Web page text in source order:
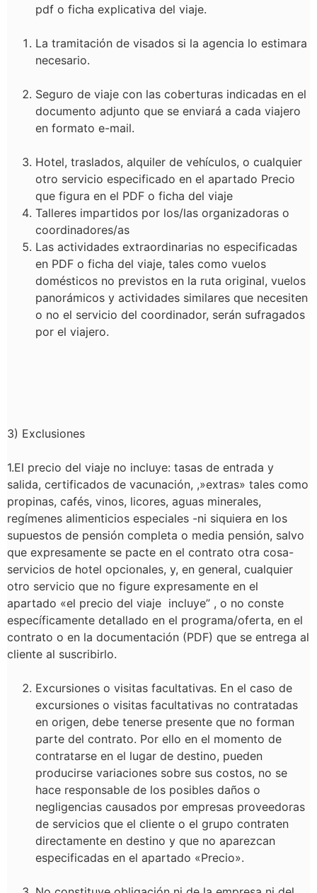
pdf o ficha explicativa del viaje.
La tramitación de visados si la agencia lo estimara
necesario.
Seguro de viaje con las coberturas indicadas en el
documento adjunto que se enviará a cada viajero
en formato e-mail.
Hotel, traslados, alquiler de vehículos, o cualquier
otro servicio especificado en el apartado Precio
que figura en el PDF o ficha del viaje
Talleres impartidos por los/las organizadoras o
coordinadores/as
Las actividades extraordinarias no especificadas
en PDF o ficha del viaje, tales como vuelos
domésticos no previstos en la ruta original, vuelos
panorámicos y actividades similares que necesiten
o no el servicio del coordinador, serán sufragados
por el viajero.
3) Exclusiones
1.El precio del viaje no incluye: tasas de entrada y
salida, certificados de vacunación, ,»extras» tales como
propinas, cafés, vinos, licores, aguas minerales,
regímenes alimenticios especiales -ni siquiera en los
supuestos de pensión completa o media pensión, salvo
que expresamente se pacte en el contrato otra cosa-
servicios de hotel opcionales, y, en general, cualquier
otro servicio que no figure expresamente en el
apartado «el precio del viaje incluye” , o no conste
específicamente detallado en el programa/oferta, en el
contrato o en la documentación (PDF) que se entrega al
cliente al suscribirlo.
Excursiones o visitas facultativas. En el caso de
excursiones o visitas facultativas no contratadas
en origen, debe tenerse presente que no forman
parte del contrato. Por ello en el momento de
contratarse en el lugar de destino, pueden
producirse variaciones sobre sus costos, no se
hace responsable de los posibles daños o
negligencias causados por empresas proveedoras
de servicios que el cliente o el grupo contraten
directamente en destino y que no aparezcan
especificadas en el apartado «Precio».